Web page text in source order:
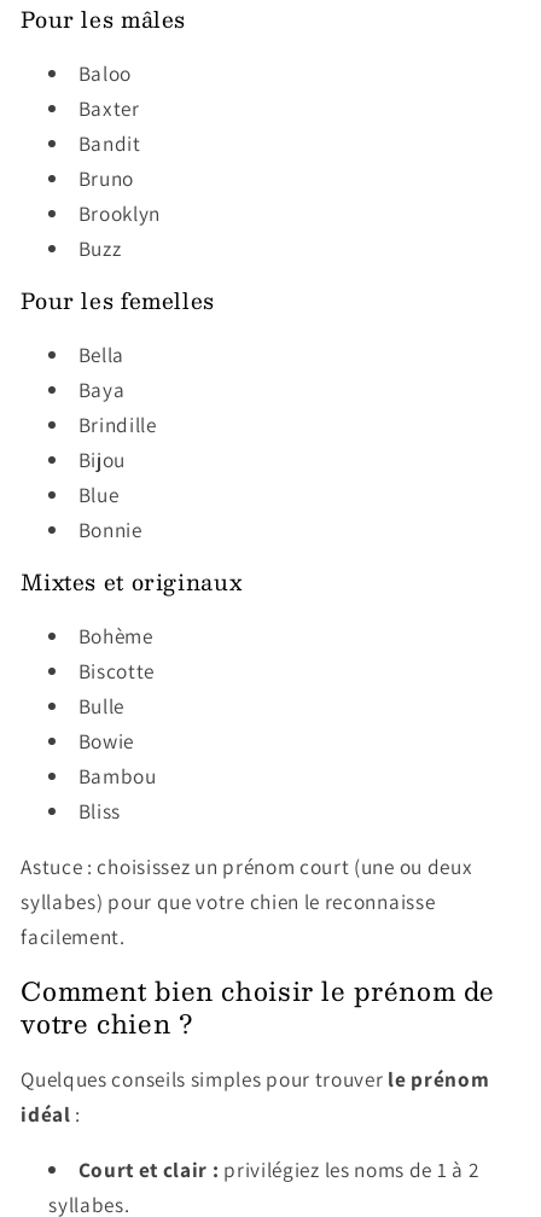
Pour les mâles
Baloo
Baxter
Bandit
Bruno
Brooklyn
Buzz
Pour les femelles
Bella
Baya
Brindille
Bijou
Blue
Bonnie
Mixtes et originaux
Bohème
Biscotte
Bulle
Bowie
Bambou
Bliss
Astuce : choisissez un prénom court (une ou deux
syllabes) pour que votre chien le reconnaisse
facilement.
Comment bien choisir le prénom de
votre chien ?
Quelques conseils simples pour trouver le prénom
idéal :
Court et clair : privilégiez les noms de 1 à 2
syllabes.